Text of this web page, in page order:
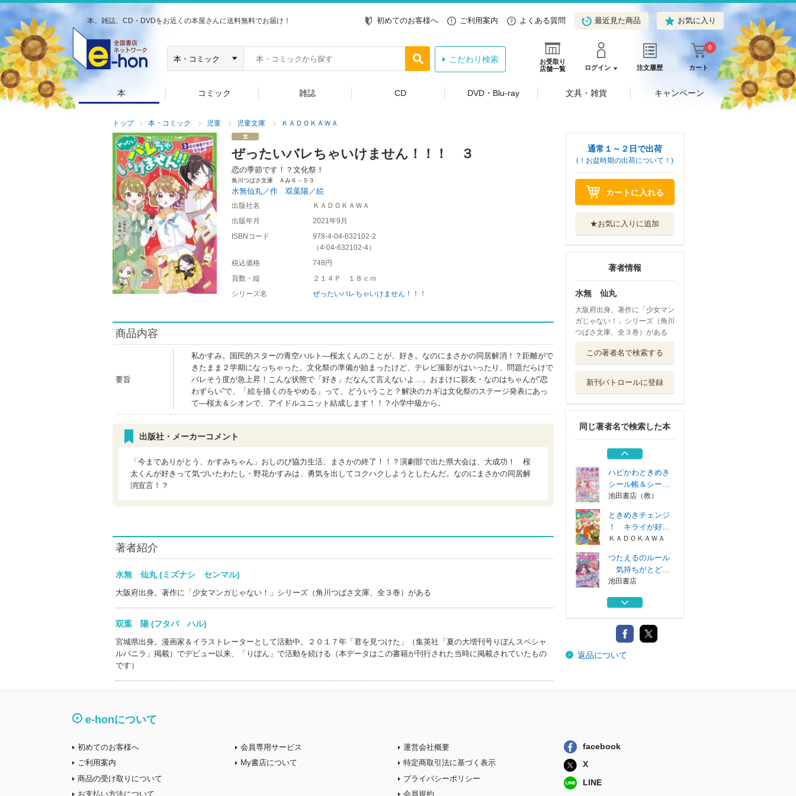
本、雑誌、CD・DVDをお近くの本屋さんに送料無料でお届け！ 初めてのお客様へ ご利用案内 よくある質問 最近見た商品 お気に入り
お受取り
店舗一覧
ログイン 注文履歴 カート
0
こだわり検索
本 コミック 雑誌 CD DVD・Blu-ray 文具・雑貨 キャンペーン
トップ 本・コミック 児童 児童文庫 ＫＡＤＯＫＡＷＡ
ぜったいバレちゃいけません！！！ ３
恋の季節です！？文化祭！
角川つばさ文庫 Ａみ６－５３
水無仙丸／作 双葉陽／絵
出版社名
ＫＡＤＯＫＡＷＡ
出版年月
2021年9月
ISBNコード
978-4-04-632102-2
（4-04-632102-4）
税込価格
748円
頁数・縦
２１４Ｐ １８ｃｍ
シリーズ名
ぜったいバレちゃいけません！！！
商品内容
要旨
私かすみ。国民的スターの青空ハルト―桜太くんのことが、好き。なのにまさかの同居解消！？距離がで
きたまま２学期になっちゃった。文化祭の準備が始まったけど、テレビ撮影がはいったり、問題だらけで
バレそう度が急上昇！こんな状態で「好き」だなんて言えないよ…。おまけに親友・なのはちゃんが“恋
わずらい”で、「絵を描くのをやめる」って、どういうこと？解決のカギは文化祭のステージ発表にあっ
て―桜太＆シオンで、アイドルユニット結成します！！？小学中級から。
出版社・メーカーコメント
「今までありがとう、かすみちゃん」おしのび協力生活、まさかの終了！！？演劇部で出た県大会は、大成功！ 桜
太くんが好きって気づいたわたし・野花かすみは、勇気を出してコクハクしようとしたんだ。なのにまさかの同居解
消宣言！？
著者紹介
水無 仙丸 (ミズナシ センマル)
大阪府出身。著作に「少女マンガじゃない！」シリーズ（角川つばさ文庫、全３巻）がある
双葉 陽 (フタバ ハル)
宮城県出身。漫画家＆イラストレーターとして活動中。２０１７年「君を見つけた」（集英社「夏の大増刊号りぼんスペシャ
ルバニラ」掲載）でデビュー以来、「りぼん」で活動を続ける（本データはこの書籍が刊行された当時に掲載されていたもの
です）
通常１～２日で出荷
(！お盆時期の出荷について！)
カートに入れる
★お気に入りに追加
著者情報
水無 仙丸
大阪府出身。著作に「少女マン
ガじゃない！」シリーズ（角川
つばさ文庫、全３巻）がある
この著者名で検索する
新刊パトロールに登録
同じ著者名で検索した本
気持ちがとど...
◆ハピかわルール
池田書店（教）
おしゃれのルール
もっと自由に...
池田書店
ハピかわときめき
シール帳＆シー...
池田書店（教）
ときめきチェンジ
！ キライが好...
ＫＡＤＯＫＡＷＡ
つたえるのルール
気持ちがとど...
池田書店
◆ハピかわルール
池田書店（教）
おしゃれのルール
もっと自由に...
ＫＡＤＯＫＡＷＡ
返品について
e-honについて
初めてのお客様へ
ご利用案内
商品の受け取りについて
お支払い方法について
会員専用サービス
My書店について
運営会社概要
特定商取引法に基づく表示
プライバシーポリシー
会員規約
facebook
X
LINE